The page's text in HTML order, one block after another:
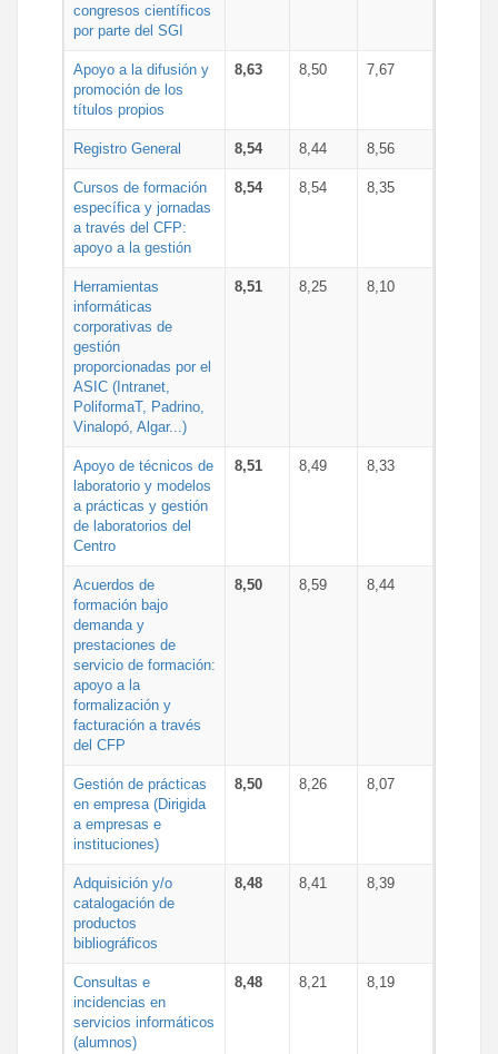
congresos científicos
por parte del SGI
Apoyo a la difusión y
promoción de los
títulos propios
8,63 8,50 7,67
Registro General 8,54 8,44 8,56
Cursos de formación
específica y jornadas
a través del CFP:
apoyo a la gestión
8,54 8,54 8,35
Herramientas
informáticas
corporativas de
gestión
proporcionadas por el
ASIC (Intranet,
PoliformaT, Padrino,
Vinalopó, Algar...)
8,51 8,25 8,10
Apoyo de técnicos de
laboratorio y modelos
a prácticas y gestión
de laboratorios del
Centro
8,51 8,49 8,33
Acuerdos de
formación bajo
demanda y
prestaciones de
servicio de formación:
apoyo a la
formalización y
facturación a través
del CFP
8,50 8,59 8,44
Gestión de prácticas
en empresa (Dirigida
a empresas e
instituciones)
8,50 8,26 8,07
Adquisición y/o
catalogación de
productos
bibliográficos
8,48 8,41 8,39
Consultas e
incidencias en
servicios informáticos
(alumnos)
8,48 8,21 8,19